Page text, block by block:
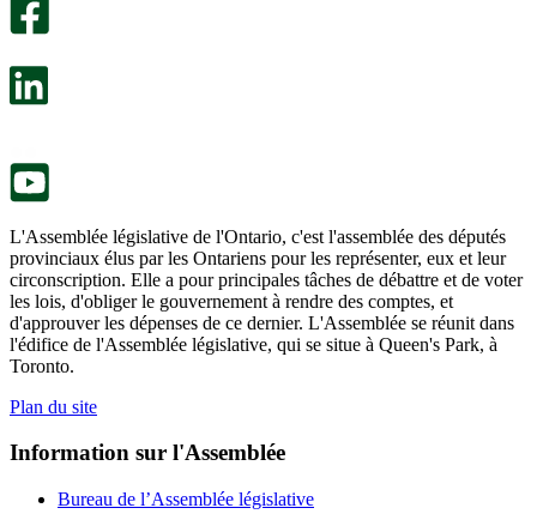
L'Assemblée législative de l'Ontario, c'est l'assemblée des députés
provinciaux élus par les Ontariens pour les représenter, eux et leur
circonscription. Elle a pour principales tâches de débattre et de voter
les lois, d'obliger le gouvernement à rendre des comptes, et
d'approuver les dépenses de ce dernier. L'Assemblée se réunit dans
l'édifice de l'Assemblée législative, qui se situe à Queen's Park, à
Toronto.
Plan du site
Information sur l'Assemblée
Bureau de l’Assemblée législative